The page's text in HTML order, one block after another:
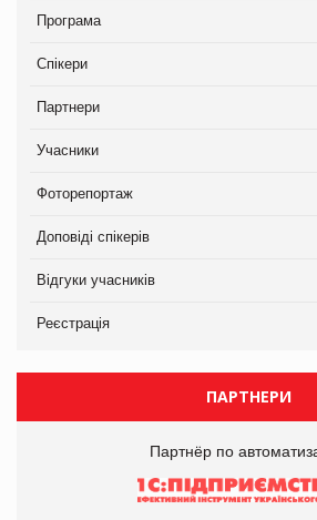
Програма
Спікери
Партнери
Учасники
Фоторепортаж
Доповіді спікерів
Відгуки учасників
Реєстрація
ПАРТНЕРИ
Партнёр по